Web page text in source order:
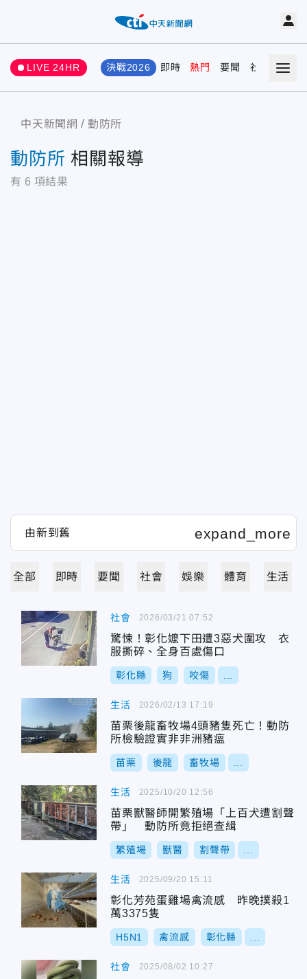
LIVE 24HR 決戰2026 即時 熱門 要聞 社會 娛樂
中天新聞網 動防所
動防所 相關報導
有 6 項結果
全部 即時 要聞 社會 娛樂 體育 生活
社會
驚悚！彰化嬤下田遭3惡犬圍攻 衣
服撕碎、全身百處傷口
彰化縣 狗 咬傷
2026/03/21 07:52
生活
苗栗後龍畜牧場4頭豬隻死亡！動防
所檢驗證實非非洲豬瘟
苗栗 後龍 畜牧場
2026/02/13 17:19
生活
苗栗獸醫師開繁殖場「上百犬遭割聲
帶」 動防所竟拒絕查緝
繁殖場 獸醫 割聲帶
2025/10/20 12:56
生活
彰化芳苑蛋雞場禽流感 昨晚撲殺1
萬3375隻
H5N1 禽流感 彰化縣
2025/09/20 15:11
社會 2025/08/02 10:27